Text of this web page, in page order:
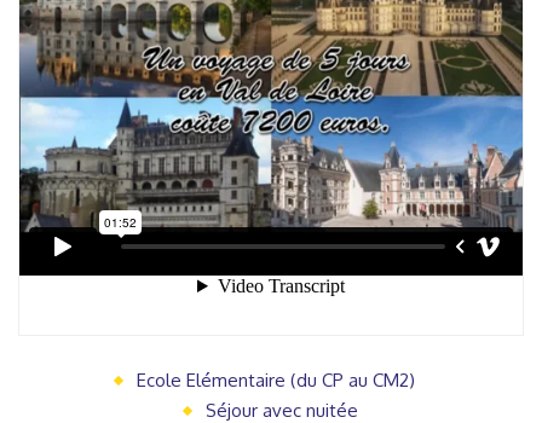
Ecole Elémentaire (du CP au CM2)
Séjour avec nuitée